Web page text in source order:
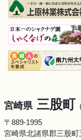
宮崎県 三股町
〒889-1995
宮崎県北諸県郡三股